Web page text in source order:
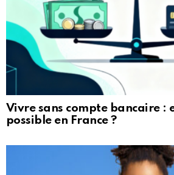
Vivre sans compte bancaire :
possible en France ?